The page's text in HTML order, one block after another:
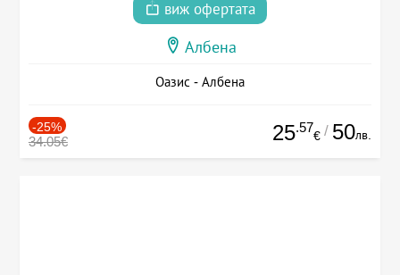
виж офертата
Албена
Оазис - Албена
-25%
34.05€ 25.57
€ / 50лв.